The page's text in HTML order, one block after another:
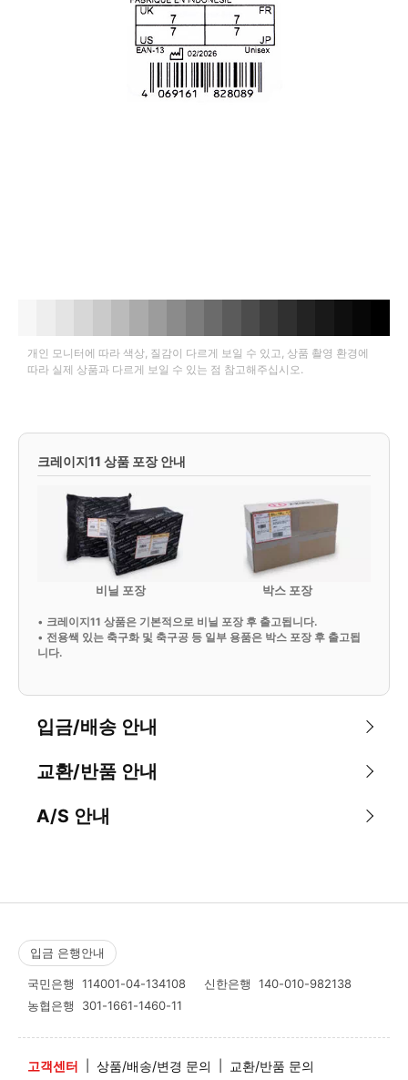
개인 모니터에 따라 색상, 질감이 다르게 보일 수 있고, 상품 촬영 환경에
따라 실제 상품과 다르게 보일 수 있는 점 참고해주십시오.
크레이지11 상품 포장 안내
비닐 포장 박스 포장
• 크레이지11 상품은 기본적으로 비닐 포장 후 출고됩니다.
• 전용쌕 있는 축구화 및 축구공 등 일부 용품은 박스 포장 후 출고됩
니다.
입금/배송 안내
교환/반품 안내
A/S 안내
입금 은행안내
국민은행 114001-04-134108 신한은행 140-010-982138
농협은행 301-1661-1460-11
고객센터 상품/배송/변경 문의 교환/반품 문의